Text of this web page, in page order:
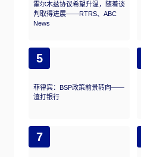
霍尔木兹协议希望升温，随着谈
判取得进展——RTRS、ABC
News
5
菲律宾：BSP政策前景转向——
渣打银行
7